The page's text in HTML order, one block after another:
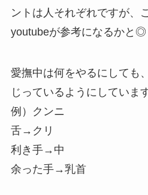
ントは人それぞれですが、
youtubeが参考になるかと◎
愛撫中は何をやるにしても
じっているようにしています
例）クンニ
舌→クリ
利き手→中
余った手→乳首